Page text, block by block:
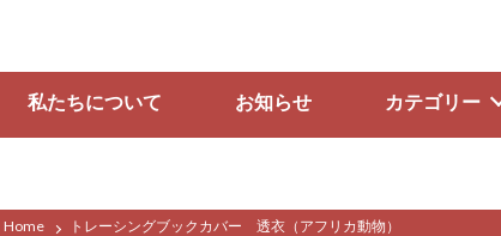
私たちについて お知らせ カテゴリー
Home トレーシングブックカバー 透衣（アフリカ動物）